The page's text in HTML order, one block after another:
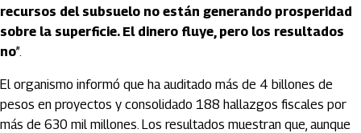
recursos del subsuelo no están generando prosperidad
sobre la superficie. El dinero fluye, pero los resultados
no”.
El organismo informó que ha auditado más de 4 billones de
pesos en proyectos y consolidado 188 hallazgos fiscales por
más de 630 mil millones. Los resultados muestran que, aunque